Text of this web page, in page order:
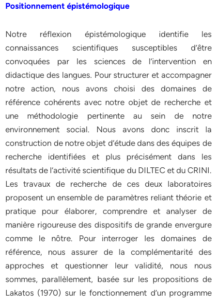
Positionnement épistémologique
Notre réflexion épistémologique identifie les
connaissances scientifiques susceptibles d’être
convoquées par les sciences de l’intervention en
didactique des langues. Pour structurer et accompagner
notre action, nous avons choisi des domaines de
référence cohérents avec notre objet de recherche et
une méthodologie pertinente au sein de notre
environnement social. Nous avons donc inscrit la
construction de notre objet d’étude dans des équipes de
recherche identifiées et plus précisément dans les
résultats de l’activité scientifique du DILTEC et du CRINI.
Les travaux de recherche de ces deux laboratoires
proposent un ensemble de paramètres reliant théorie et
pratique pour élaborer, comprendre et analyser de
manière rigoureuse des dispositifs de grande envergure
comme le nôtre. Pour interroger les domaines de
référence, nous assurer de la complémentarité des
approches et questionner leur validité, nous nous
sommes, parallèlement, basée sur les propositions de
Lakatos (1970) sur le fonctionnement d’un programme